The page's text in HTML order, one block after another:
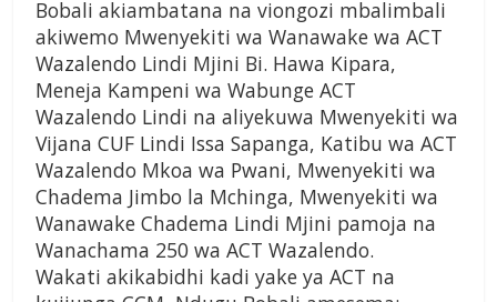
Bobali akiambatana na viongozi mbalimbali
akiwemo Mwenyekiti wa Wanawake wa ACT
Wazalendo Lindi Mjini Bi. Hawa Kipara,
Meneja Kampeni wa Wabunge ACT
Wazalendo Lindi na aliyekuwa Mwenyekiti wa
Vijana CUF Lindi Issa Sapanga, Katibu wa ACT
Wazalendo Mkoa wa Pwani, Mwenyekiti wa
Chadema Jimbo la Mchinga, Mwenyekiti wa
Wanawake Chadema Lindi Mjini pamoja na
Wanachama 250 wa ACT Wazalendo.
Wakati akikabidhi kadi yake ya ACT na